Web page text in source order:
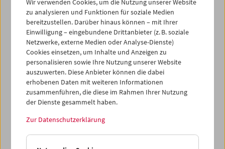
Trickster Will Remake This World - The Alarm, 2023, Lisl Ponger
© Lisl Ponger
Auswahl hinzufügen
Wir verwenden Cookies, um die Nutzung unserer Website
zu analysieren und Funktionen für soziale Medien
bereitzustellen. Darüber hinaus können – mit Ihrer
Einwilligung – eingebundene Drittanbieter (z. B. soziale
Netzwerke, externe Medien oder Analyse-Dienste)
Cookies einsetzen, um Inhalte und Anzeigen zu
personalisieren sowie Ihre Nutzung unserer Website
auszuwerten. Diese Anbieter können die dabei
erhobenen Daten mit weiteren Informationen
zusammenführen, die diese im Rahmen Ihrer Nutzung
der Dienste gesammelt haben.
Zur Datenschutzerklärung